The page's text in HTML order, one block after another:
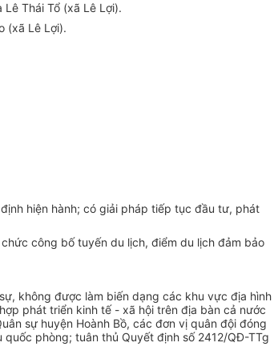
Thái Tổ (xã Lê Lợi).
(xã Lê Lợi).
hiện hành; có giải pháp tiếp tục đầu tư, phát
công bố tuyến du lịch, điểm du lịch đảm bảo
không được làm biến dạng các khu vực địa hình
phát triển kinh tế - xã hội trên địa bàn cả nước
sự huyện Hoành Bồ, các đơn vị quân đội đóng
phòng; tuân thủ Quyết định số 2412/QĐ-TTg